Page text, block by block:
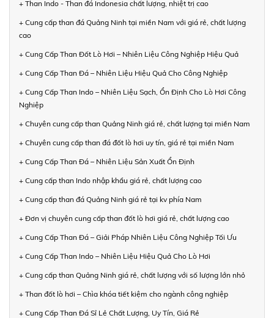
+ Than Indo - Than đá Indonesia chất lượng, nhiệt trị cao
+ Cung cấp than đá Quảng Ninh tại miền Nam với giá rẻ, chất lượng
cao
+ Cung Cấp Than Đốt Lò Hơi – Nhiên Liệu Công Nghiệp Hiệu Quả
+ Cung Cấp Than Đá – Nhiên Liệu Hiệu Quả Cho Công Nghiệp
+ Cung Cấp Than Indo – Nhiên Liệu Sạch, Ổn Định Cho Lò Hơi Công
Nghiệp
+ Chuyên cung cấp than Quảng Ninh giá rẻ, chất lượng tại miền Nam
+ Chuyên cung cấp than đá đốt lò hơi uy tín, giá rẻ tại miền Nam
+ Cung Cấp Than Đá – Nhiên Liệu Sản Xuất Ổn Định
+ Cung cấp than Indo nhập khẩu giá rẻ, chất lượng cao
+ Cung cấp than đá Quảng Ninh giá rẻ tại kv phía Nam
+ Đơn vị chuyên cung cấp than đốt lò hơi giá rẻ, chất lượng cao
+ Cung Cấp Than Đá – Giải Pháp Nhiên Liệu Công Nghiệp Tối Ưu
+ Cung Cấp Than Indo – Nhiên Liệu Hiệu Quả Cho Lò Hơi
+ Cung cấp than Quảng Ninh giá rẻ, chất lượng với số lượng lớn nhỏ
+ Than đốt lò hơi – Chìa khóa tiết kiệm cho ngành công nghiệp
+ Cung Cấp Than Đá Sỉ Lẻ Chất Lượng, Uy Tín, Giá Rẻ